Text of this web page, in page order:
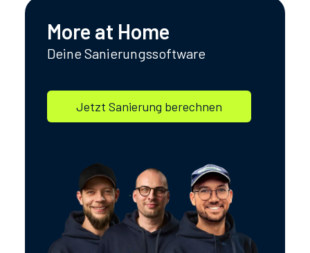
More at Home
Deine Sanierungssoftware
Jetzt Sanierung berechnen